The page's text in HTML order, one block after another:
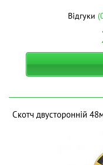
Відгуки
Скотч двусторонній